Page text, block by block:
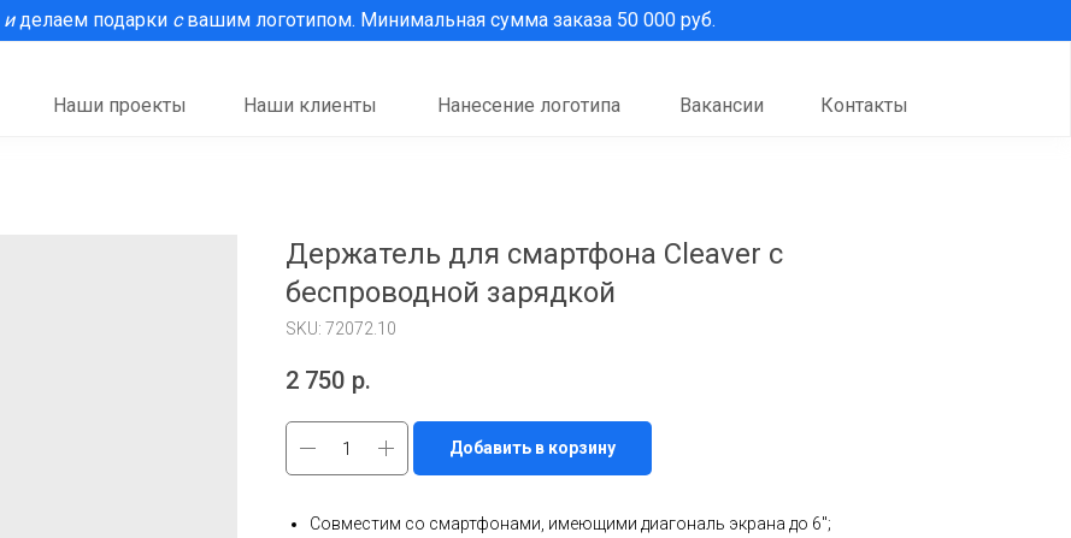
Наши клиенты
Наши проекты Вакансии Контакты
Нанесение логотипа
иделаем подарки свашим логотипом. Минимальная сумма заказа 50 000 руб.
Держатель для смартфона Cleaver с
беспроводной зарядкой
SKU: 72072.10
2 750 р.
Добавить в корзину
Совместим со смартфонами, имеющими диагональ экрана до 6";